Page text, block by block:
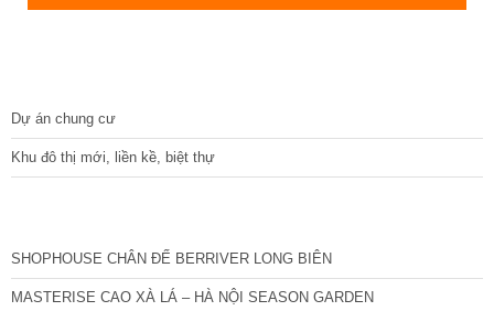
Dự án chung cư
Khu đô thị mới, liền kề, biệt thự
SHOPHOUSE CHÂN ĐẾ BERRIVER LONG BIÊN
MASTERISE CAO XÀ LÁ – HÀ NỘI SEASON GARDEN